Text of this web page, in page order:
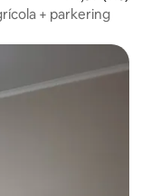
+ parkering